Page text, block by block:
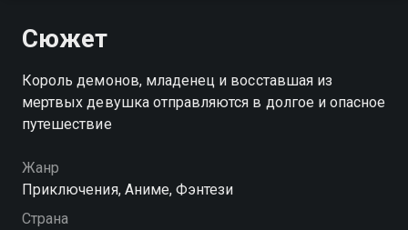
Сюжет
Король демонов, младенец и восставшая из
мертвых девушка отправляются в долгое и опасное
путешествие
Жанр
Приключения, Аниме, Фэнтези
Страна